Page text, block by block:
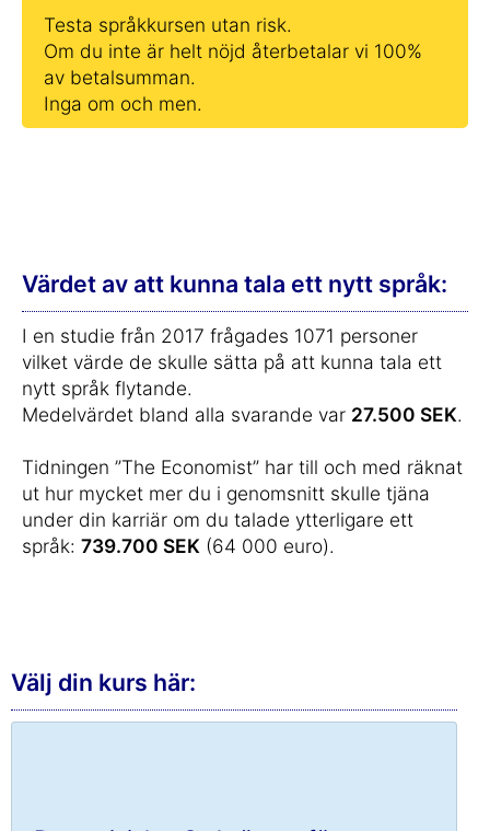
Testa språkkursen utan risk.
Om du inte är helt nöjd återbetalar vi 100%
av betalsumman.
Inga om och men.
Värdet av att kunna tala ett nytt språk:
I en studie från 2017 frågades 1071 personer
vilket värde de skulle sätta på att kunna tala ett
nytt språk flytande.
Medelvärdet bland alla svarande var 27.500 SEK.
Tidningen ”The Economist” har till och med räknat
ut hur mycket mer du i genomsnitt skulle tjäna
under din karriär om du talade ytterligare ett
språk: 739.700 SEK (64 000 euro).
Välj din kurs här: